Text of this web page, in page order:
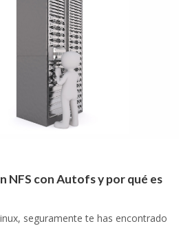
NFS con Autofs y por qué es
seguramente te has encontrado